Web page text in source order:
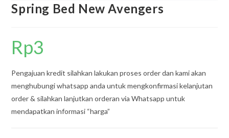
Spring Bed New Avengers
Rp3
Pengajuan kredit silahkan lakukan proses order dan kami akan
menghubungi whatsapp anda untuk mengkonfirmasi kelanjutan
order & silahkan lanjutkan orderan via Whatsapp untuk
mendapatkan informasi “harga”